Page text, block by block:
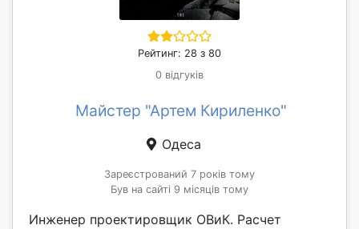
Рейтинг: 28 з 80
0 відгуків
Майстер "Артем Кириленко"
Одеса
Зареєстрований 7 років тому
Був на сайті 9 місяців тому
Инженер проектировщик ОВиК. Расчет